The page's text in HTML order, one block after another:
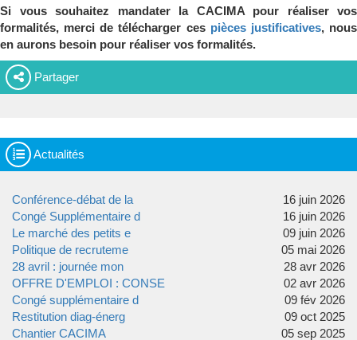
Si vous souhaitez mandater la CACIMA pour réaliser vos
formalités, merci de télécharger ces pièces justificatives, nous
en aurons besoin pour réaliser vos formalités.
Partager
Actualités
Conférence-débat de la
16 juin 2026
Congé Supplémentaire d
16 juin 2026
Le marché des petits e
09 juin 2026
Politique de recruteme
05 mai 2026
28 avril : journée mon
28 avr 2026
OFFRE D'EMPLOI : CONSE
02 avr 2026
Congé supplémentaire d
09 fév 2026
Restitution diag-énerg
09 oct 2025
Chantier CACIMA
05 sep 2025